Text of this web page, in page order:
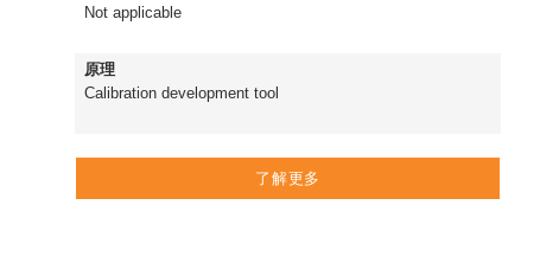
Not applicable
原理
Calibration development tool
了解更多